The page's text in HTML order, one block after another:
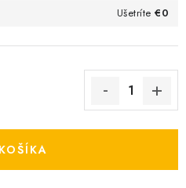
Ušetríte €0